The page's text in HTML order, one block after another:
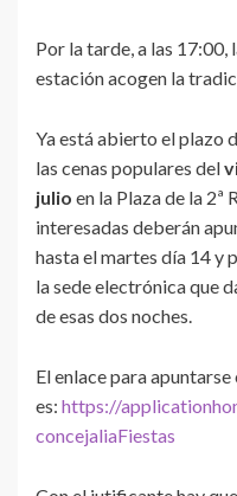
Por la tarde, a las
estación acogen la
Ya está abierto el plazo
las cenas populares del
julio en la Plaza de la 2ª
interesadas deberán
hasta el martes día 14 y
la sede electrónica que
de esas dos noches.
El enlace para
es: https://
concejaliaFiestas